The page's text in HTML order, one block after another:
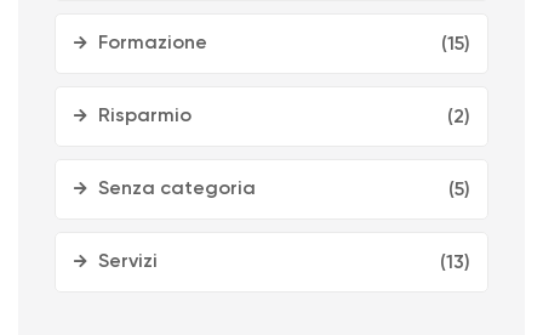
Formazione (15)
Risparmio (2)
Senza categoria (5)
Servizi (13)